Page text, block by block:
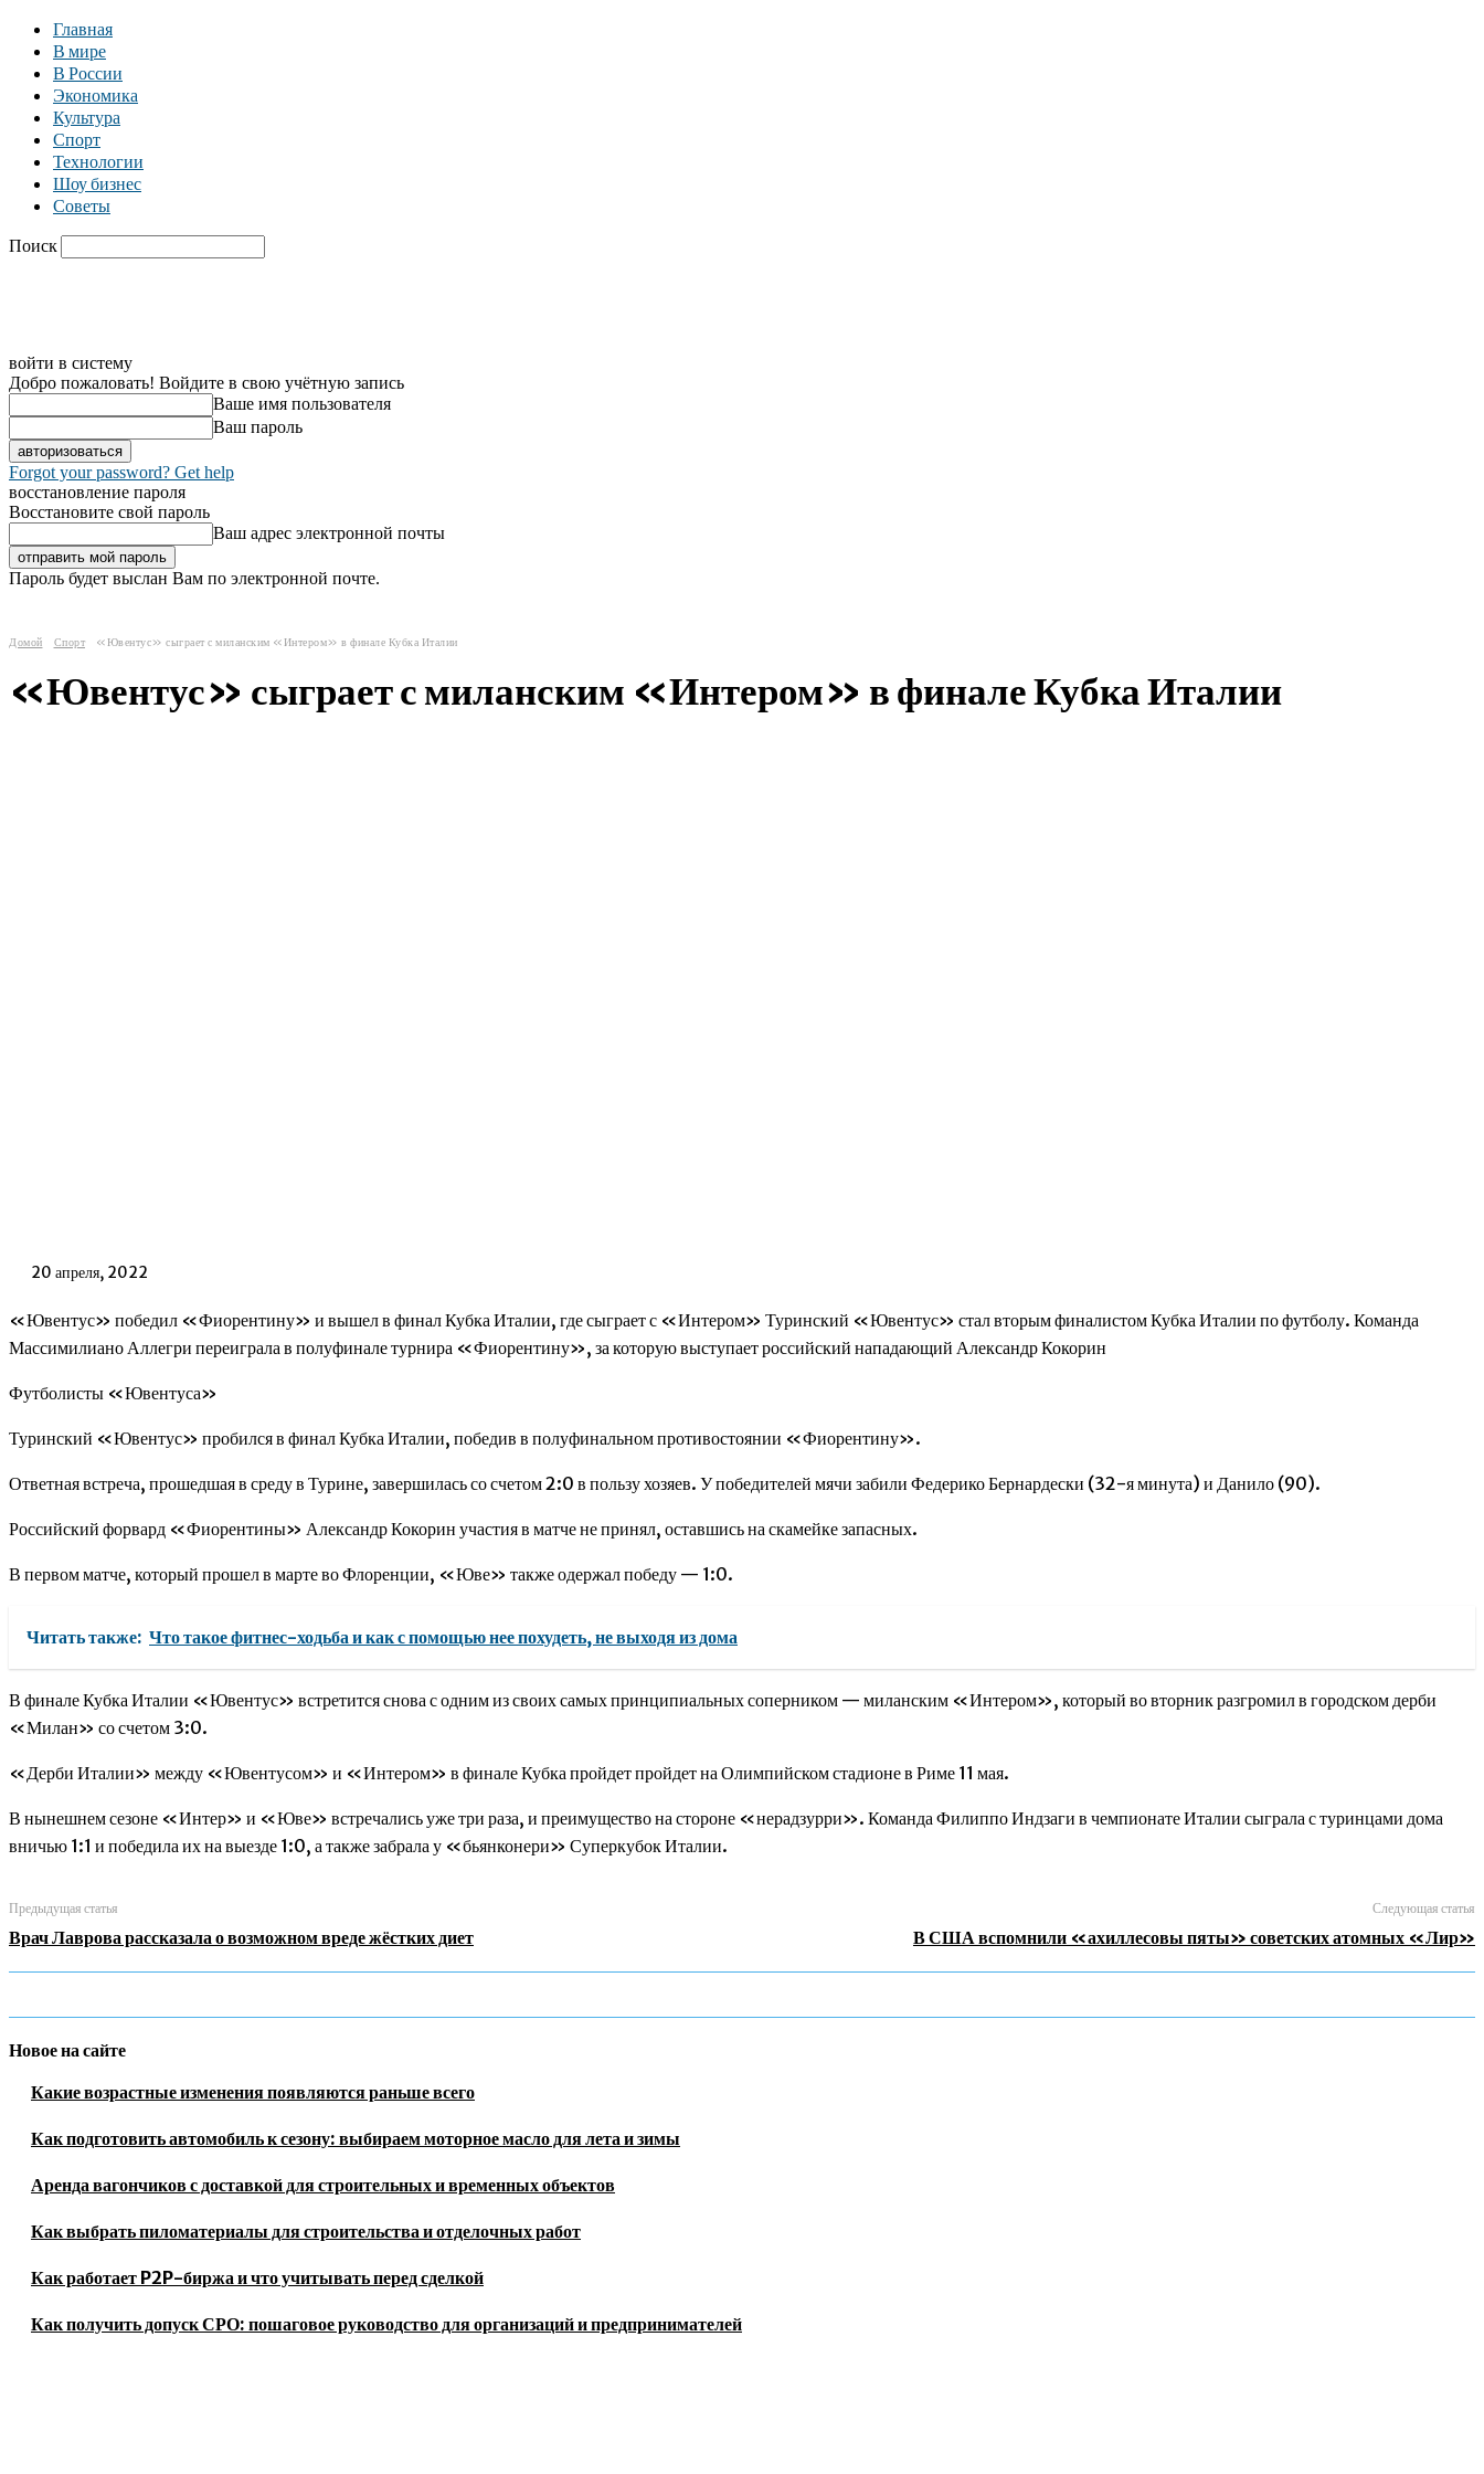
Главная
В мире
В России
Экономика
Культура
Спорт
Технологии
Шоу бизнес
Советы
Поиск
войти в систему
Добро пожаловать! Войдите в свою учётную запись
Ваше имя пользователя
Ваш пароль
Forgot your password? Get help
восстановление пароля
Восстановите свой пароль
Ваш адрес электронной почты
Пароль будет выслан Вам по электронной почте.
Домой Спорт «Ювентус» сыграет с миланским «Интером» в финале Кубка Италии
«Ювентус» сыграет с миланским «Интером» в финале Кубка Италии
20 апреля, 2022
«Ювентус» победил «Фиорентину» и вышел в финал Кубка Италии, где сыграет с «Интером» Туринский «Ювентус» стал вторым финалистом Кубка Италии по футболу. Команда
Массимилиано Аллегри переиграла в полуфинале турнира «Фиорентину», за которую выступает российский нападающий Александр Кокорин
Футболисты «Ювентуса»
Туринский «Ювентус» пробился в финал Кубка Италии, победив в полуфинальном противостоянии «Фиорентину».
Ответная встреча, прошедшая в среду в Турине, завершилась со счетом 2:0 в пользу хозяев. У победителей мячи забили Федерико Бернардески (32-я минута) и Данило (90).
Российский форвард «Фиорентины» Александр Кокорин участия в матче не принял, оставшись на скамейке запасных.
В первом матче, который прошел в марте во Флоренции, «Юве» также одержал победу — 1:0.
Читать также: Что такое фитнес-ходьба и как с помощью нее похудеть, не выходя из дома
В финале Кубка Италии «Ювентус» встретится снова с одним из своих самых принципиальных соперником — миланским «Интером», который во вторник разгромил в городском дерби
«Милан» со счетом 3:0.
«Дерби Италии» между «Ювентусом» и «Интером» в финале Кубка пройдет пройдет на Олимпийском стадионе в Риме 11 мая.
В нынешнем сезоне «Интер» и «Юве» встречались уже три раза, и преимущество на стороне «нерадзурри». Команда Филиппо Индзаги в чемпионате Италии сыграла с туринцами дома
вничью 1:1 и победила их на выезде 1:0, а также забрала у «бьянконери» Суперкубок Италии.
Предыдущая статья
Врач Лаврова рассказала о возможном вреде жёстких диет
Следующая статья
В США вспомнили «ахиллесовы пяты» советских атомных «Лир»
Новое на сайте
Какие возрастные изменения появляются раньше всего
Как подготовить автомобиль к сезону: выбираем моторное масло для лета и зимы
Аренда вагончиков с доставкой для строительных и временных объектов
Как выбрать пиломатериалы для строительства и отделочных работ
Как работает P2P-биржа и что учитывать перед сделкой
Как получить допуск СРО: пошаговое руководство для организаций и предпринимателей